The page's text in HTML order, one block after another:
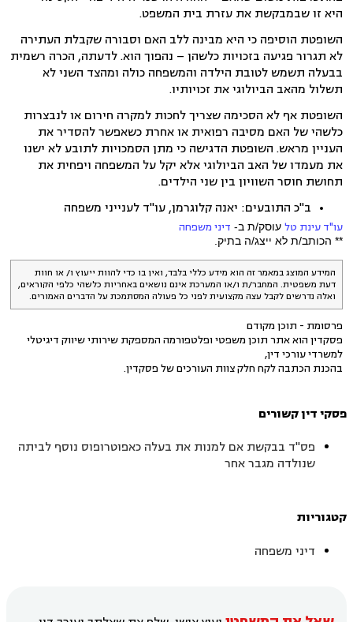
היא זו שבמבקשת את עזרת בית המשפט.
השופטת הוסיפה כי היא מבינה ללב האם וסבורה שקבלת העתירה
לא תגרור פגיעה בזכויות כלשהן – נהפוך הוא. לדעתה, הכרה רשמית
בבעלה תשמש לטובת הילדה והמשפחה כולה ומהצד השני לא
תשלול מהאב הביולוגי את זכויותיו.
השופטת אף לא הסכימה שצריך לחכות למקרה חירום או לנבצרות
כלשהי של האם מסיבה רפואית או אחרת כשאפשר להסדיר את
העניין מראש. השופטת הדגישה כי מתן הסמכויות לתובע לא ישנו
את מעמדו של האב הביולוגי אלא יקל על המשפחה ויפחית את
תחושת חוסר השוויון בין שני הילדים.
ב"כ התובעים: יאנה קלוגרמן, עו"ד לענייני משפחה
עו"ד עינת טל עוסק/ת ב- דיני משפחה
** הכותב/ת לא ייצג/ה בתיק.
המידע המוצג במאמר זה הוא מידע כללי בלבד, ואין בו כדי להוות ייעוץ ו/ או חוות
דעת משפטית. המחבר/ת ו/או המערכת אינם נושאים באחריות כלשהי כלפי הקוראים,
ואלה נדרשים לקבל עצה מקצועית לפני כל פעולה המסתמכת על הדברים האמורים.
פרסומת - תוכן מקודם
פסקדין הוא אתר תוכן משפטי ופלטפורמה המספקת שירותי שיווק דיגיטלי
למשרדי עורכי דין,
בהכנת הכתבה לקח חלק צוות העורכים של פסקדין.
פסקי דין קשורים
פס"ד בבקשת אם למנות את בעלה כאפוטרופוס נוסף לביתה
שנולדה מגבר אחר
קטגוריות
דיני משפחה